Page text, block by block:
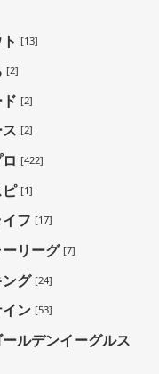
[13]
[2]
[2]
[2]
[422]
[1]
フ [17]
リーグ [7]
グ [24]
ン [53]
ルデンイーグルス